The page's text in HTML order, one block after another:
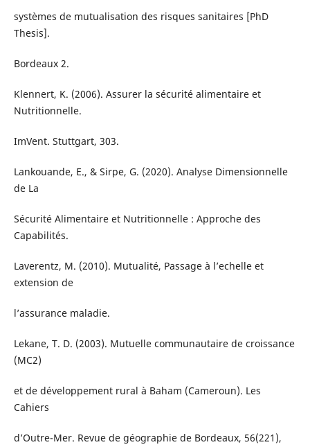
systèmes de mutualisation des risques sanitaires [PhD
Thesis].
Bordeaux 2.
Klennert, K. (2006). Assurer la sécurité alimentaire et
Nutritionnelle.
ImVent. Stuttgart, 303.
Lankouande, E., & Sirpe, G. (2020). Analyse Dimensionnelle
de La
Sécurité Alimentaire et Nutritionnelle : Approche des
Capabilités.
Laverentz, M. (2010). Mutualité, Passage à l’echelle et
extension de
l’assurance maladie.
Lekane, T. D. (2003). Mutuelle communautaire de croissance
(MC2)
et de développement rural à Baham (Cameroun). Les
Cahiers
d’Outre-Mer. Revue de géographie de Bordeaux, 56(221),